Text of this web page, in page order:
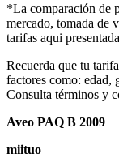
*La comparación de
mercado, tomada de
tarifas aqui
Recuerda que tu
factores como: edad,
Consulta términos y
Aveo PAQ B 2009
miituo